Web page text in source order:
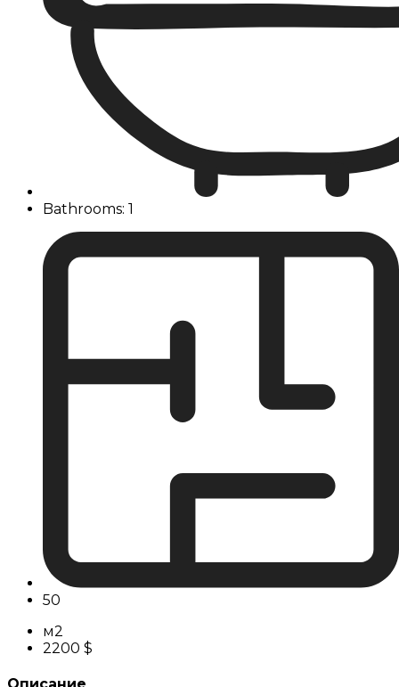
Bathrooms: 1
50
м2
2200 $